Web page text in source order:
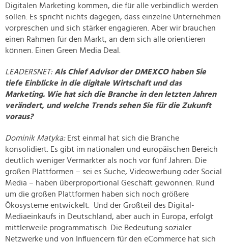
Digitalen Marketing kommen, die für alle verbindlich werden
sollen. Es spricht nichts dagegen, dass einzelne Unternehmen
vorpreschen und sich stärker engagieren. Aber wir brauchen
einen Rahmen für den Markt, an dem sich alle orientieren
können. Einen Green Media Deal.
LEADERSNET: Als Chief Advisor der DMEXCO haben Sie
tiefe Einblicke in die digitale Wirtschaft und das
Marketing. Wie hat sich die Branche in den letzten Jahren
verändert, und welche Trends sehen Sie für die Zukunft
voraus?
Dominik Matyka: Erst einmal hat sich die Branche
konsolidiert. Es gibt im nationalen und europäischen Bereich
deutlich weniger Vermarkter als noch vor fünf Jahren. Die
großen Plattformen – sei es Suche, Videowerbung oder Social
Media – haben überproportional Geschäft gewonnen. Rund
um die großen Plattformen haben sich noch größere
Ökosysteme entwickelt. Und der Großteil des Digital-
Mediaeinkaufs in Deutschland, aber auch in Europa, erfolgt
mittlerweile programmatisch. Die Bedeutung sozialer
Netzwerke und von Influencern für den eCommerce hat sich